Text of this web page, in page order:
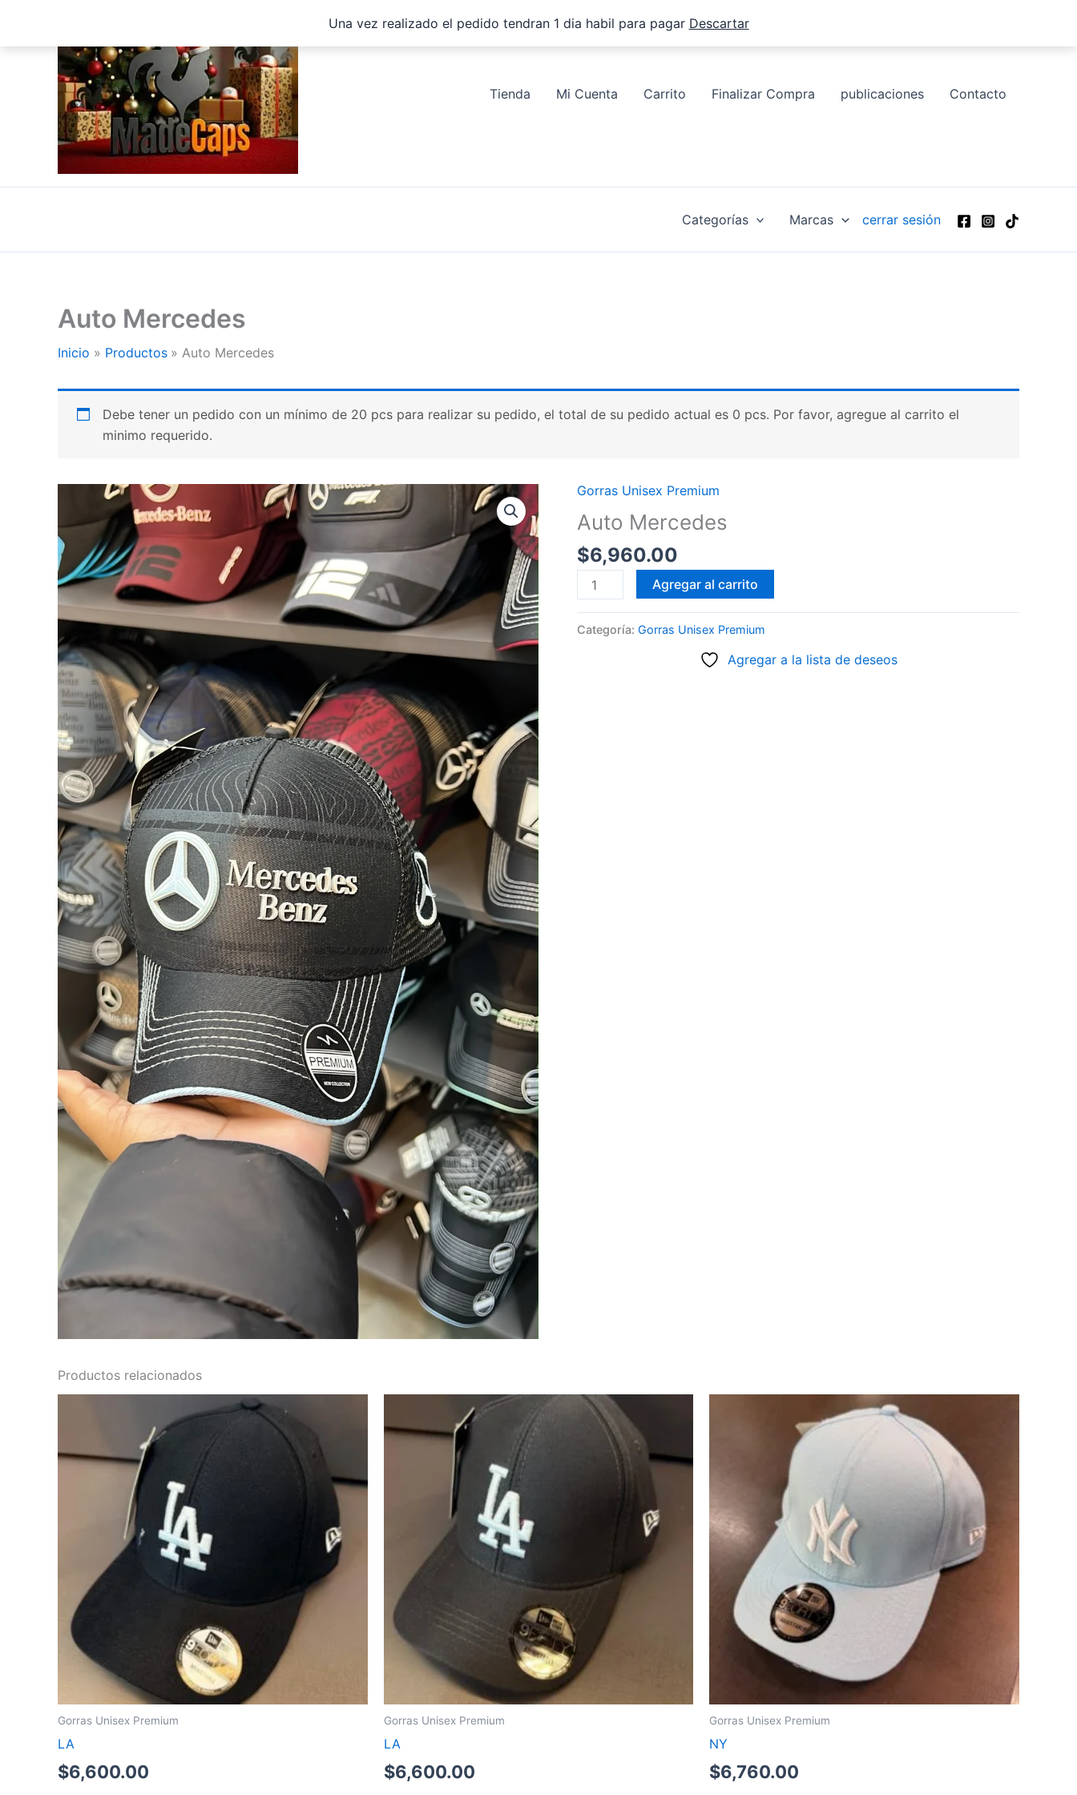
Una vez realizado el pedido tendran 1 dia habil para pagar Descartar
contenido
Tienda Mi Cuenta Carrito Finalizar Compra publicaciones Contacto
Categorías Marcas cerrar sesión
Auto Mercedes
Inicio Productos Auto Mercedes
Debe tener un pedido con un mínimo de 20 pcs para realizar su pedido, el total de su pedido actual es 0 pcs. Por favor, agregue al carrito el
minimo requerido.
Gorras Unisex Premium
Auto Mercedes
$6,960.00
Auto
Mercedes
cantidad
Agregar al carrito
Categoría: Gorras Unisex Premium
Agregar a la lista de deseos
Productos relacionados
Gorras Unisex Premium
LA
$6,600.00
Gorras Unisex Premium
LA
$6,600.00
Gorras Unisex Premium
NY
$6,760.00